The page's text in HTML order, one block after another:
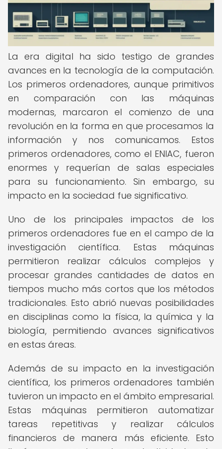
La era digital ha sido testigo de grandes
avances en la tecnología de la computación.
Los primeros ordenadores, aunque primitivos
en comparación con las máquinas
modernas, marcaron el comienzo de una
revolución en la forma en que procesamos la
información y nos comunicamos. Estos
primeros ordenadores, como el ENIAC, fueron
enormes y requerían de salas especiales
para su funcionamiento. Sin embargo, su
impacto en la sociedad fue significativo.
Uno de los principales impactos de los
primeros ordenadores fue en el campo de la
investigación científica. Estas máquinas
permitieron realizar cálculos complejos y
procesar grandes cantidades de datos en
tiempos mucho más cortos que los métodos
tradicionales. Esto abrió nuevas posibilidades
en disciplinas como la física, la química y la
biología, permitiendo avances significativos
en estas áreas.
Además de su impacto en la investigación
científica, los primeros ordenadores también
tuvieron un impacto en el ámbito empresarial.
Estas máquinas permitieron automatizar
tareas repetitivas y realizar cálculos
financieros de manera más eficiente. Esto